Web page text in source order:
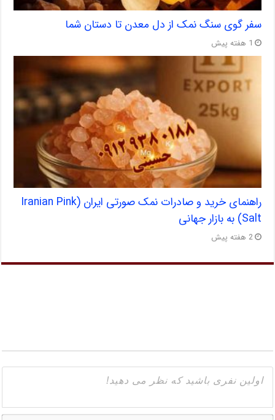
سفر گوی سنگ نمک از دل معدن تا دستان شما
1 هفته پیش
راهنمای خرید و صادرات نمک صورتی ایران (Iranian Pink
Salt) به بازار جهانی
2 هفته پیش